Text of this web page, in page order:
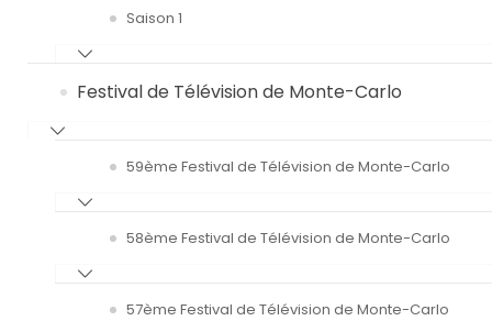
Saison 1
Festival de Télévision de Monte-Carlo
59ème Festival de Télévision de Monte-Carlo
58ème Festival de Télévision de Monte-Carlo
57ème Festival de Télévision de Monte-Carlo